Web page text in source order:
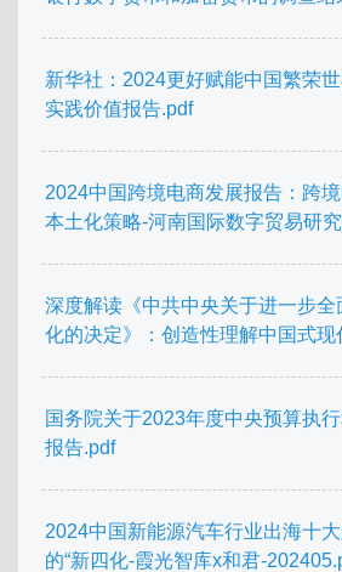
新华社：2024更好赋能中国繁荣
实践价值报告.pdf
2024中国跨境电商发展报告：跨
本土化策略-河南国际数字贸易研
深度解读《中共中央关于进一步
化的决定》：创造性理解中国式
国务院关于2023年度中央预算执
报告.pdf
2024中国新能源汽车行业出海十
的“新四化-霞光智库x和君-